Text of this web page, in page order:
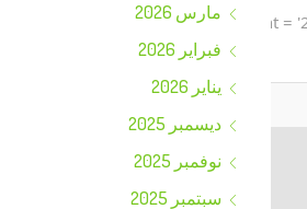
ctx.stroke();} ctx.font =
1 GHz, 2-core minimum
مارس 2026
فبراير 2026
يناير 2026
ديسمبر 2025
نوفمبر 2025
سبتمبر 2025